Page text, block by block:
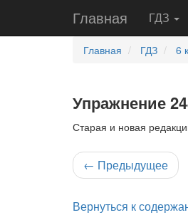
Главная ГДЗ
Главная ГДЗ 6
Упражнение
Старая и новая
← Предыдущее
Вернуться к